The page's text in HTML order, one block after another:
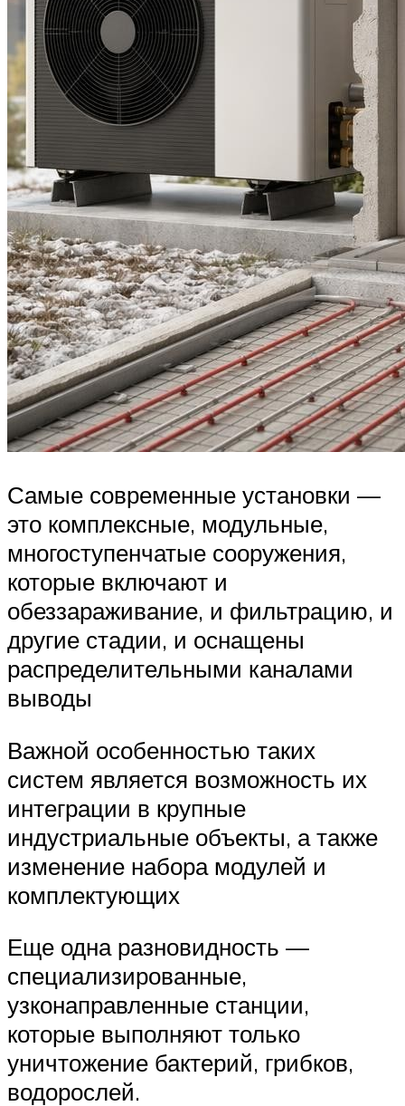
Самые современные установки —
это комплексные, модульные,
многоступенчатые сооружения,
которые включают и
обеззараживание, и фильтрацию, и
другие стадии, и оснащены
распределительными каналами
выводы
Важной особенностью таких
систем является возможность их
интеграции в крупные
индустриальные объекты, а также
изменение набора модулей и
комплектующих
Еще одна разновидность —
специализированные,
узконаправленные станции,
которые выполняют только
уничтожение бактерий, грибков,
водорослей.